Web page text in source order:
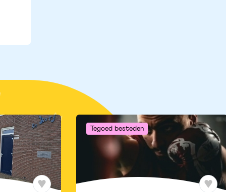
Tegoed besteden